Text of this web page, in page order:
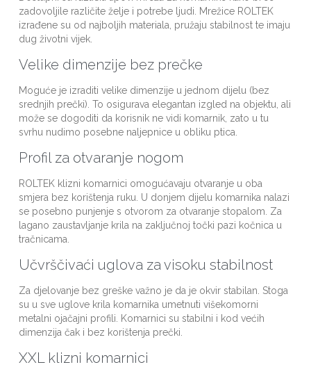
zadovoljile različite želje i potrebe ljudi. Mrežice ROLTEK
izrađene su od najboljih materiala, pružaju stabilnost te imaju
dug životni vijek.
Velike dimenzije bez prečke
Moguće je izraditi velike dimenzije u jednom dijelu (bez
srednjih prečki). To osigurava elegantan izgled na objektu, ali
može se dogoditi da korisnik ne vidi komarnik, zato u tu
svrhu nudimo posebne naljepnice u obliku ptica.
Profil za otvaranje nogom
ROLTEK klizni komarnici omogućavaju otvaranje u oba
smjera bez korištenja ruku. U donjem dijelu komarnika nalazi
se posebno punjenje s otvorom za otvaranje stopalom. Za
lagano zaustavljanje krila na zaključnoj točki pazi kočnica u
tračnicama.
Učvrščivaći uglova za visoku stabilnost
Za djelovanje bez greške važno je da je okvir stabilan. Stoga
su u sve uglove krila komarnika umetnuti višekomorni
metalni ojačajni profili. Komarnici su stabilni i kod većih
dimenzija čak i bez korištenja prečki.
XXL klizni komarnici